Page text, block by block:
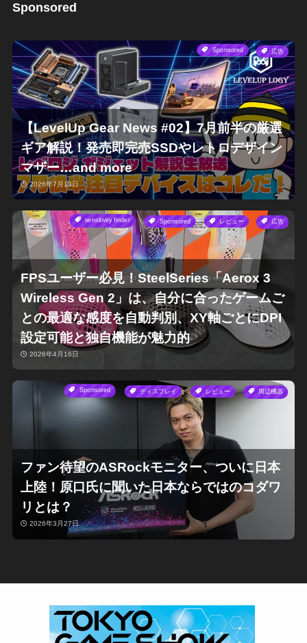
Sponsored
Sponsored 広告
【LevelUp Gear News #02】7月前半の厳選
ギア解説！発売即完売SSDやレトロデザイン
マザー…and more
2026年7月13日
sensitivity finder Sponsored レビュー 広告
FPSユーザー必見！SteelSeries「Aerox 3
Wireless Gen 2」は、自分に合ったゲームご
との最適な感度を自動判別、XY軸ごとにDPI
設定可能と独自機能が魅力的
2026年4月16日
Sponsored ディスプレイ レビュー 周辺機器
ファン待望のASRockモニター、ついに日本
上陸！原口氏に聞いた日本ならではのコダワ
リとは？
2026年3月27日